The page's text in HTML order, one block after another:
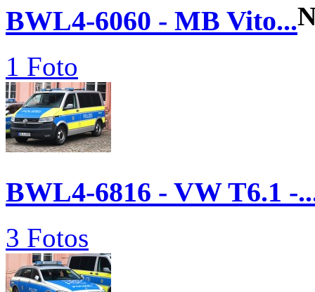
BWL4-6060 - MB Vito...
1 Foto
BWL4-6816 - VW T6.1 -
3 Fotos